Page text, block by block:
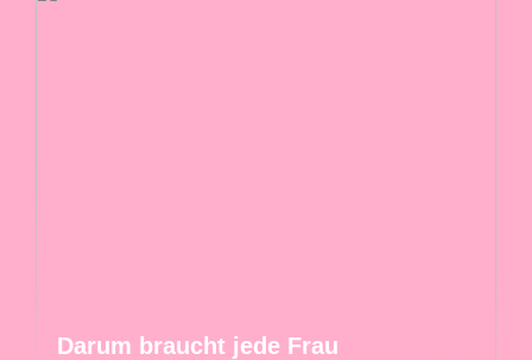
Darum braucht jede Frau